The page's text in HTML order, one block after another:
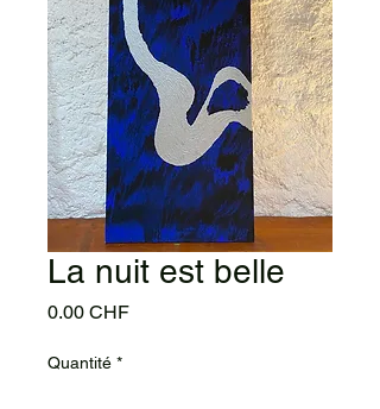
La nuit est belle
0.00 CHFPrix
Quantité *